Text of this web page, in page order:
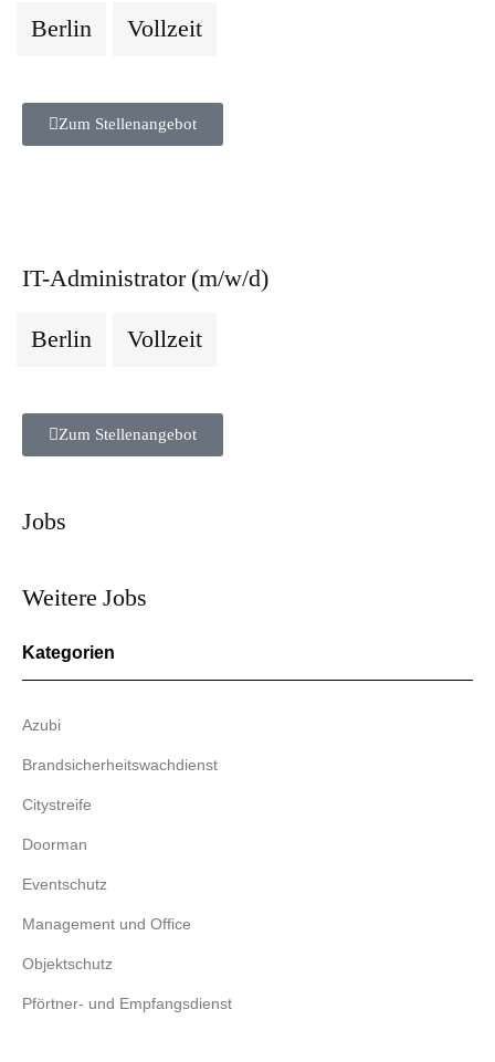
Berlin
Vollzeit
Zum Stellenangebot
IT-Administrator (m/w/d)
Berlin
Vollzeit
Zum Stellenangebot
Jobs
Weitere Jobs
Kategorien
Azubi
Brandsicherheitswachdienst
Citystreife
Doorman
Eventschutz
Management und Office
Objektschutz
Pförtner- und Empfangsdienst